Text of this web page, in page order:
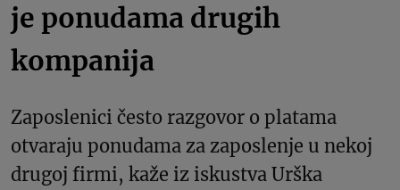
je ponudama drugih
kompanija
Zaposlenici često razgovor o platama
otvaraju ponudama za zaposlenje u nekoj
drugoj firmi, kaže iz iskustva Urška